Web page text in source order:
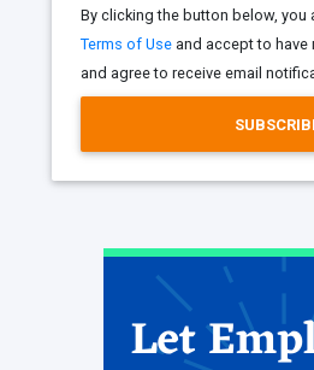
By clicking the button below, you
Terms of Use and accept to have
and agree to receive email